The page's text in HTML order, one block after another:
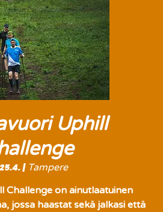
Uphill
  |
Tampere
Challenge on ainutlaatuinen
jossa haastat sekä jalkasi että